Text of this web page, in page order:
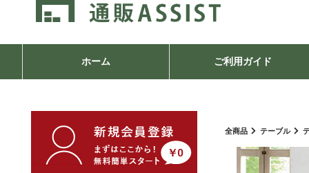
ホーム ご利用ガイド
全商品 テーブル